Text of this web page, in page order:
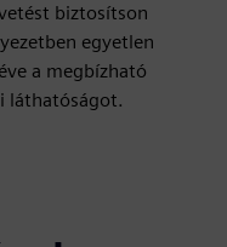
biztosítson
egyetlen
a megbízható
láthatóságot.